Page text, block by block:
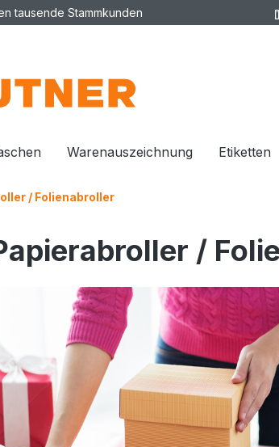
tausende Stammkunden
Warenauszeichnung Etiketten
/ Folienabroller
/